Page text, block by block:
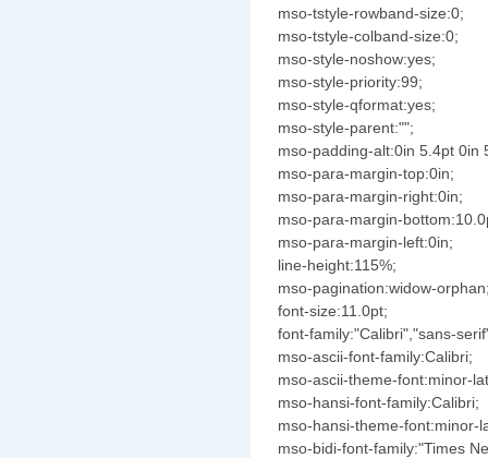
mso-tstyle-rowband-size:0;
mso-tstyle-colband-size:0;
mso-style-noshow:yes;
mso-style-priority:99;
mso-style-qformat:yes;
mso-style-parent:"";
mso-padding-alt:0in 5.4pt 0in
mso-para-margin-top:0in;
mso-para-margin-right:0in;
mso-para-margin-
mso-para-margin-left:0in;
line-height:115%;
mso-pagination:widow-
font-size:11.0pt;
font-family:"Calibri","sans-
mso-ascii-font-family:Calibri;
mso-ascii-theme-font:minor-
mso-hansi-font-family:Calibri;
mso-hansi-theme-font:minor-
mso-bidi-font-family:"Times